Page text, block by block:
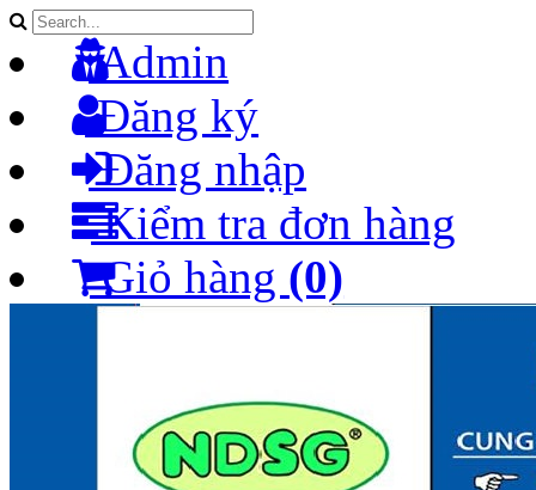
Admin
Đăng ký
Đăng nhập
Kiểm tra đơn hàng
Giỏ hàng (0)